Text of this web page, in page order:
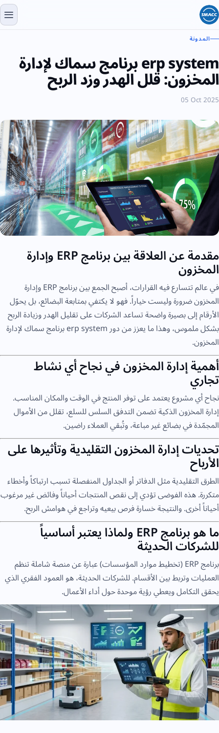
المدونة
erp system برنامج سماك لإدارة
المخزون: قلل الهدر وزد الربح
05 Oct 2025
مقدمة عن العلاقة بين برنامج ERP وإدارة
المخزون
في عالم تتسارع فيه القرارات، أصبح الجمع بين برنامج ERP وإدارة
المخزون ضرورة وليست خياراً. فهو لا يكتفي بمتابعة البضائع، بل يحوّل
الأرقام إلى بصيرة واضحة تساعد الشركات على تقليل الهدر وزيادة الربح
بشكل ملموس، وهذا ما يعزز من دور erp system برنامج سماك لإدارة
المخزون.
أهمية إدارة المخزون في نجاح أي نشاط
تجاري
نجاح أي مشروع يعتمد على توفر المنتج في الوقت والمكان المناسب.
إدارة المخزون الذكية تضمن التدفق السلس للسلع، تقلل من الأموال
المجمّدة في بضائع غير مباعة، وتُبقي العملاء راضين.
تحديات إدارة المخزون التقليدية وتأثيرها على
الأرباح
الطرق التقليدية مثل الدفاتر أو الجداول المنفصلة تسبب ارتباكاً وأخطاء
متكررة. هذه الفوضى تؤدي إلى نقص المنتجات أحياناً وفائض غير مرغوب
أحياناً أخرى. والنتيجة خسارة فرص بيعيه وتراجع في هوامش الربح.
ما هو برنامج ERP ولماذا يعتبر أساسياً
للشركات الحديثة
برنامج ERP (تخطيط موارد المؤسسات) عبارة عن منصة شاملة تنظم
العمليات وتربط بين الأقسام. للشركات الحديثة، هو العمود الفقري الذي
يحقق التكامل ويعطي رؤية موحدة حول أداء الأعمال.